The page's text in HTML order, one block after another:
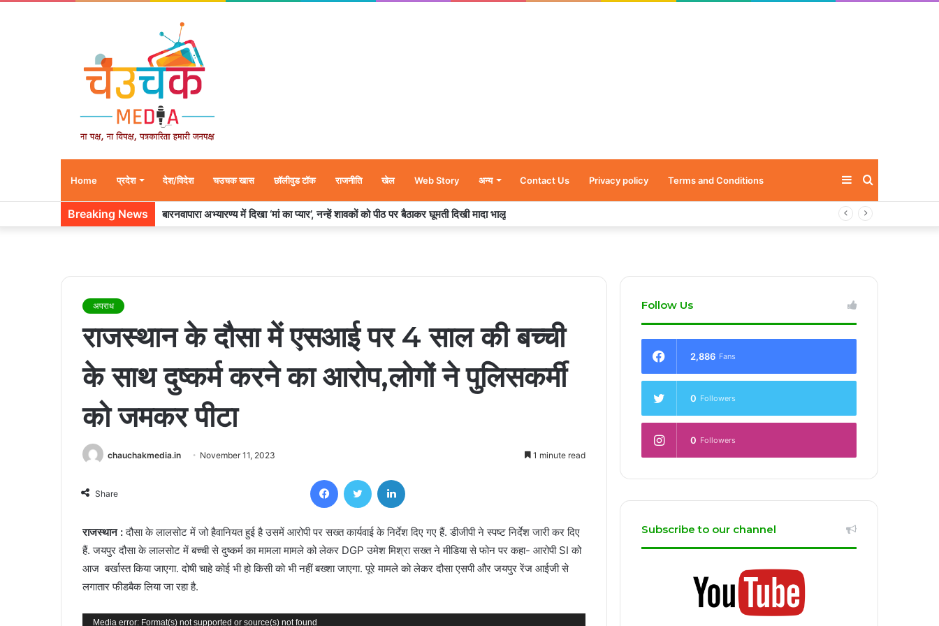
Home प्रदेश देश/विदेश चउचक खास छॉलीवुड टॉक राजनीति खेल Web Story अन्य Contact Us Privacy policy Terms and Conditions Sidebar
Breaking News बारनवापारा अभ्यारण्य में दिखा ‘मां का प्यार’, नन्हें शावकों को पीठ पर बैठाकर घूमती दिखी मादा भालू
अपराध
राजस्थान के दौसा में एसआई पर 4 साल की बच्ची
के साथ दुष्कर्म करने का आरोप,लोगों ने पुलिसकर्मी
को जमकर पीटा
chauchakmedia.in November 11, 2023 1 minute read
Share
FacebookTwitter
राजस्थान :दौसा के लालसोट में जो हैवानियत हुई है उसमें आरोपी पर सख्त कार्यवाई के निर्देश दिए गए हैं. डीजीपी ने स्पष्ट निर्देश जारी कर दिए
हैं. जयपुर दौसा के लालसोट में बच्ची से दुष्कर्म का मामला मामले को लेकर DGP उमेश मिश्रा सख्त ने मीडिया से फोन पर कहा- आरोपी SI को
आज बर्खास्त किया जाएगा. दोषी चाहे कोई भी हो किसी को भी नहीं बख्शा जाएगा. पूरे मामले को लेकर दौसा एसपी और जयपुर रेंज आईजी से
लगातार फीडबैक लिया जा रहा है.
Video
Media error: Format(s) not supported or source(s) not found
Follow Us
2,886 Fans
0 Followers
0 Followers
Subscribe to our channel